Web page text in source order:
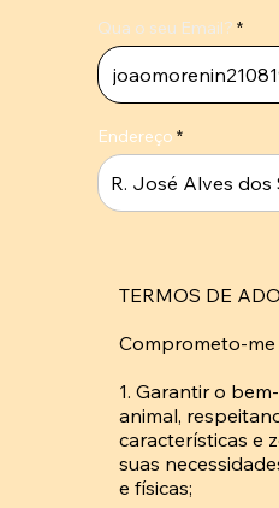
Qua o seu Email?
Endereço
TERMOS DE
Comprometo-me
1. Garantir o
animal,
características e
suas
e físicas;